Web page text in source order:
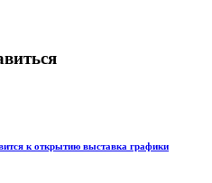
к открытию выставка графики